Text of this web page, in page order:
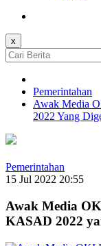
x
Pemerintahan
Awak Media
2022 Yang
Pemerintahan
15 Jul 2022 20:55
Awak Media
KASAD 2022